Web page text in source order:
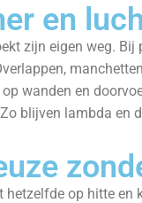
en
zijn eigen weg.
wanden en
blijven lambda en
hetzelfde op hitte